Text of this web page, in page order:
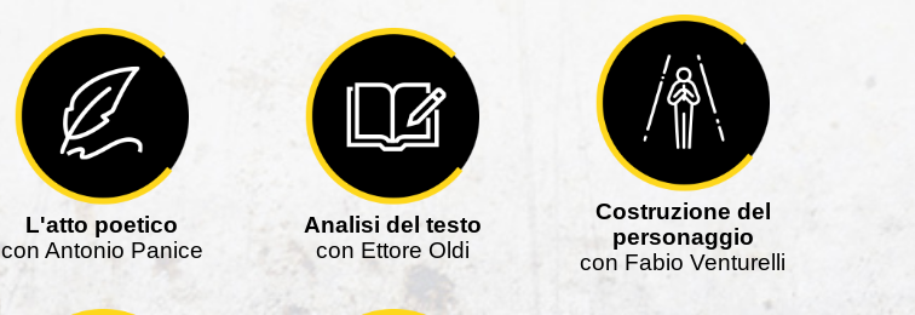
L'atto poetico
con Antonio Panice
Analisi del testo
con Ettore Oldi
Costruzione del
personaggio
con Fabio Venturelli